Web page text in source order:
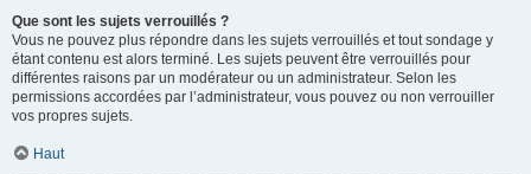
Que sont les sujets verrouillés ?
Vous ne pouvez plus répondre dans les sujets verrouillés et tout sondage y
étant contenu est alors terminé. Les sujets peuvent être verrouillés pour
différentes raisons par un modérateur ou un administrateur. Selon les
permissions accordées par l’administrateur, vous pouvez ou non verrouiller
vos propres sujets.
Haut